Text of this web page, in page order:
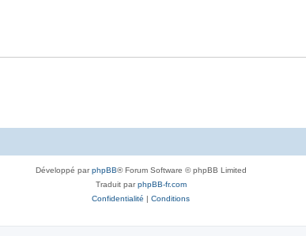
Développé parphpBB® Forum Software © phpBB Limited
Traduit parphpBB-fr.com
Confidentialité | Conditions